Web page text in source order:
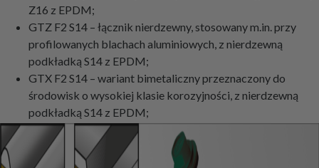
Z16 z EPDM;
GTZ F2 S14 – łącznik nierdzewny, stosowany m.in. przy
profilowanych blachach aluminiowych, z nierdzewną
podkładką S14 z EPDM;
GTX F2 S14 – wariant bimetaliczny przeznaczony do
środowisk o wysokiej klasie korozyjności, z nierdzewną
podkładką S14 z EPDM;